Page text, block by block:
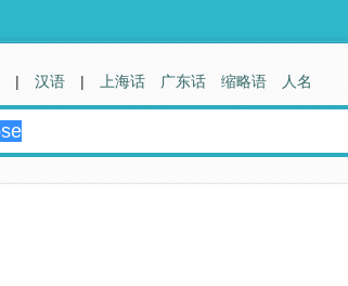
| 汉语 | 上海话 广东话 缩略语 人名